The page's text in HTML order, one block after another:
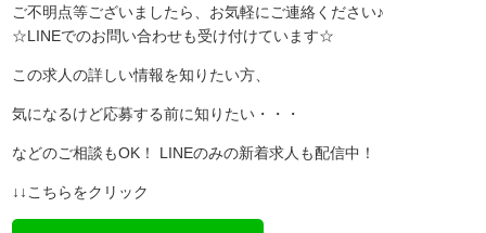
ご不明点等ございましたら、お気軽にご連絡ください♪
☆LINEでのお問い合わせも受け付けています☆
この求人の詳しい情報を知りたい方、
気になるけど応募する前に知りたい・・・
などのご相談もOK！ LINEのみの新着求人も配信中！
↓↓こちらをクリック